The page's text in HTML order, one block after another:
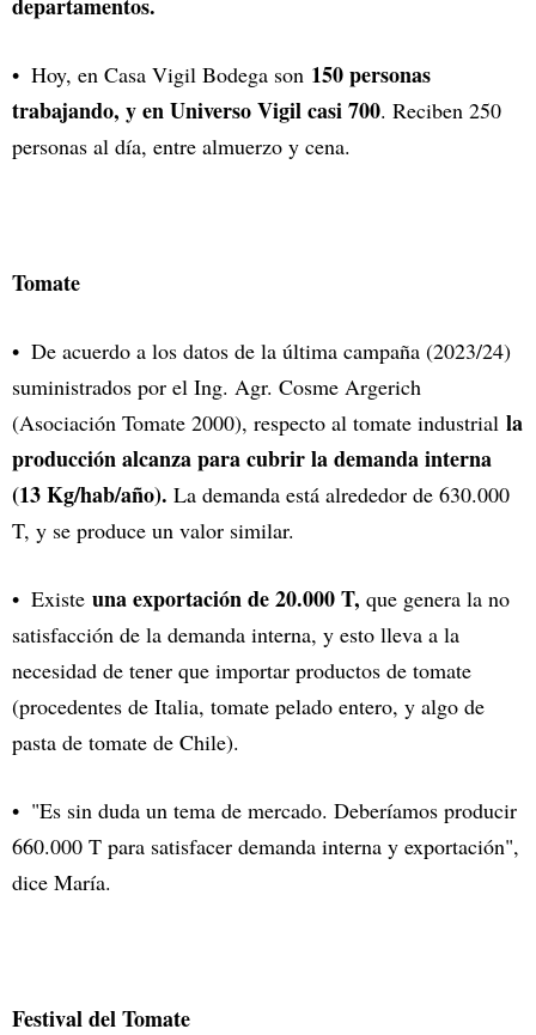
Hoy, en Casa Vigil Bodega son 150 personas
trabajando, y en Universo Vigil casi 700. Reciben 250
personas al día, entre almuerzo y cena.
Tomate
De acuerdo a los datos de la última campaña (2023/24)
suministrados por el Ing. Agr. Cosme Argerich
(Asociación Tomate 2000), respecto al tomate industrial la
producción alcanza para cubrir la demanda interna
(13 Kg/hab/año). La demanda está alrededor de 630.000
T, y se produce un valor similar.
Existe una exportación de 20.000 T, que genera la no
satisfacción de la demanda interna, y esto lleva a la
necesidad de tener que importar productos de tomate
(procedentes de Italia, tomate pelado entero, y algo de
pasta de tomate de Chile).
"Es sin duda un tema de mercado. Deberíamos producir
660.000 T para satisfacer demanda interna y exportación",
dice María.
Festival del Tomate